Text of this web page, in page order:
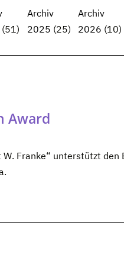
(51)
Archiv
2025 (25)
Archiv
2026 (10)
Award
Franke“ unterstützt den